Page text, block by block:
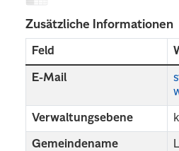
Zusätzliche Informationen
Feld
E-Mail
Verwaltungsebene
Gemeindename